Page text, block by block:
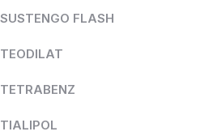
SUSTENGO FLASH
TEODILAT
TETRABENZ
TIALIPOL